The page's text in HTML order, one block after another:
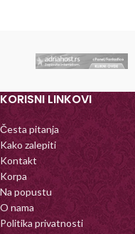
KORISNI LINKOVI
Česta pitanja
Kako zalepiti
Kontakt
Korpa
Na popustu
O nama
Politika privatnosti